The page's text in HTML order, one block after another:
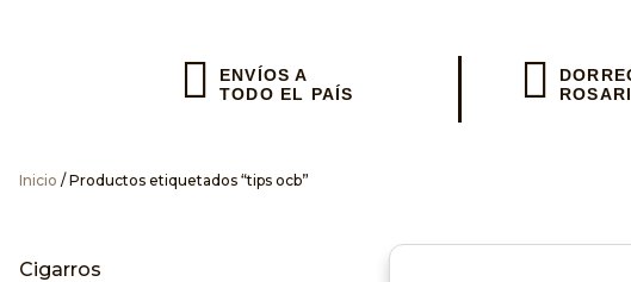
Envios en el
ENVÍOS A
TODO EL PAÍS
Inicio / Productos etiquetados “tips ocb”
Cigarros